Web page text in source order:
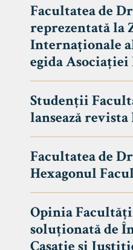
DE
Facultatea de
reprezentată la
Internaționale
egida
Studenții
lansează
Facultatea de
Hexagonul
Opinia
soluționată de
Casație și